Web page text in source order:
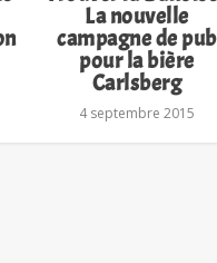
La nouvelle
campagne de pub
pour la bière
Carlsberg
4 septembre 2015